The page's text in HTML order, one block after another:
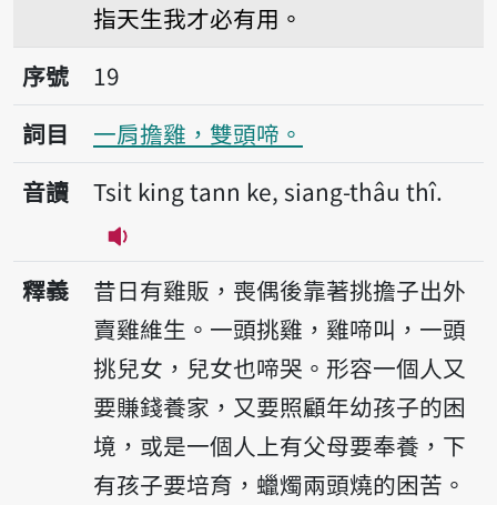
指天生我才必有用。
序號19一肩擔雞，雙頭啼。
序號
19
詞目
一肩擔雞，雙頭啼。
音讀
Tsi̍t king tann ke, siang-thâu thî.
播放音讀Tsi̍t king tann ke, siang-
釋義
昔日有雞販，喪偶後靠著挑擔子出外
賣雞維生。一頭挑雞，雞啼叫，一頭
挑兒女，兒女也啼哭。形容一個人又
要賺錢養家，又要照顧年幼孩子的困
境，或是一個人上有父母要奉養，下
有孩子要培育，蠟燭兩頭燒的困苦。